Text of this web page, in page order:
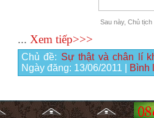
Sau này, Chủ
... Xem tiếp>>>
Chủ đề: Sự thật và chân lí
Ngày đăng: 13/06/2011 Bình